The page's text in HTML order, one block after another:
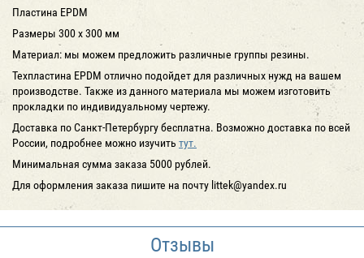
Пластина EPDM
Размеры 300 x 300 мм
Материал: мы можем предложить различные группы резины.
Техпластина EPDM отлично подойдет для различных нужд на вашем
производстве. Также из данного материала мы можем изготовить
прокладки по индивидуальному чертежу.
Доставка по Санкт-Петербургубесплатна. Возможно доставка по всей
России, подробнее можно изучить тут.
Минимальная сумма заказа 5000 рублей.
Для оформления заказа пишите на почту littek@yandex.ru
Отзывы